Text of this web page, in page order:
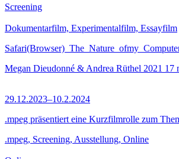
Screening
Dokumentarfilm, Experimentalfilm, Essayfilm
Megan Dieudonné & Andrea Rüthel 2021 17
29.12.2023–10.2.2024
.mpeg präsentiert eine Kurzfilmrolle zum
.mpeg, Screening, Ausstellung, Online